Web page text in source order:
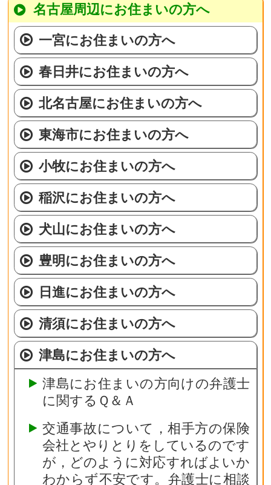
名古屋周辺にお住まいの方へ
一宮にお住まいの方へ
春日井にお住まいの方へ
北名古屋にお住まいの方へ
東海市にお住まいの方へ
小牧にお住まいの方へ
稲沢にお住まいの方へ
犬山にお住まいの方へ
豊明にお住まいの方へ
日進にお住まいの方へ
清須にお住まいの方へ
津島にお住まいの方へ
津島にお住まいの方向けの弁護士
に関するＱ＆Ａ
交通事故について，相手方の保険
会社とやりとりをしているのです
が，どのように対応すればよいか
わからず不安です。弁護士に相談